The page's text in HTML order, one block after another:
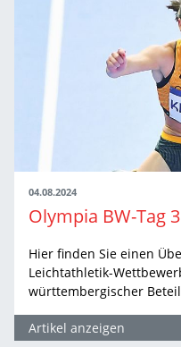
04.08.2024
Hier finden Sie einen
Leichtathletik-
württembergischer
Artikel anzeigen